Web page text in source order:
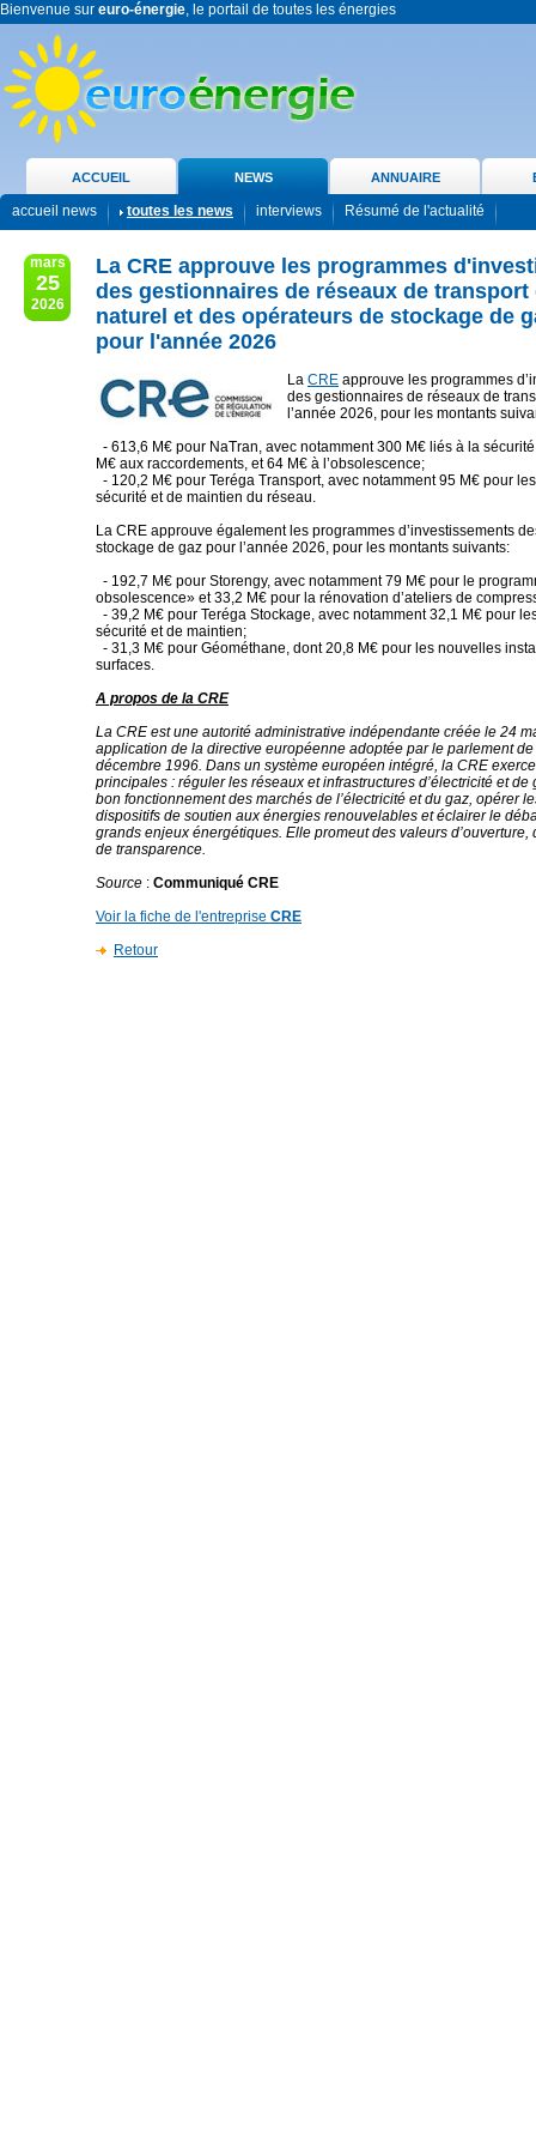
Bienvenue sur euro-énergie, le portail de toutes les énergies
ACCUEIL NEWS ANNUAIRE
accueil news toutes les news interviews Résumé de l'actualité
mars
25
2026
La CRE approuve les programmes
des gestionnaires de réseaux de transport
naturel et des opérateurs de stockage de
pour l'année 2026
La CRE approuve les programmes
des gestionnaires de réseaux de
l’année 2026, pour les montants
- 613,6 M€ pour NaTran, avec notamment 300 M€ liés à la
M€ aux raccordements, et 64 M€ à l’obsolescence;
- 120,2 M€ pour Teréga Transport, avec notamment 95 M€ pour
sécurité et de maintien du réseau.
La CRE approuve également les programmes d’investissements
stockage de gaz pour l’année 2026, pour les montants suivants:
- 192,7 M€ pour Storengy, avec notamment 79 M€ pour le
obsolescence» et 33,2 M€ pour la rénovation d’ateliers de
- 39,2 M€ pour Teréga Stockage, avec notamment 32,1 M€ pour
sécurité et de maintien;
- 31,3 M€ pour Géométhane, dont 20,8 M€ pour les nouvelles
surfaces.
A propos de la CRE
La CRE est une autorité administrative indépendante créée le 24
application de la directive européenne adoptée par le parlement de
décembre 1996. Dans un système européen intégré, la CRE
principales : réguler les réseaux et infrastructures d’électricité et de
bon fonctionnement des marchés de l’électricité et du gaz, opérer
dispositifs de soutien aux énergies renouvelables et éclairer le
grands enjeux énergétiques. Elle promeut des valeurs d’ouverture,
de transparence.
Source : Communiqué CRE
Voir la fiche de l'entreprise CRE
Retour